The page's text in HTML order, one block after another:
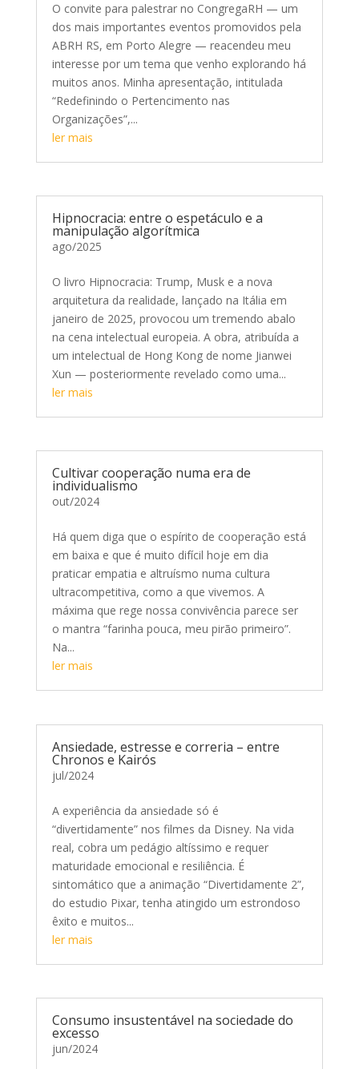
O convite para palestrar no CongregaRH — um
dos mais importantes eventos promovidos pela
ABRH RS, em Porto Alegre — reacendeu meu
interesse por um tema que venho explorando há
muitos anos. Minha apresentação, intitulada
“Redefinindo o Pertencimento nas
Organizações”,...
ler mais
Hipnocracia: entre o espetáculo e a
manipulação algorítmica
ago/2025
O livro Hipnocracia: Trump, Musk e a nova
arquitetura da realidade, lançado na Itália em
janeiro de 2025, provocou um tremendo abalo
na cena intelectual europeia. A obra, atribuída a
um intelectual de Hong Kong de nome Jianwei
Xun — posteriormente revelado como uma...
ler mais
Cultivar cooperação numa era de
individualismo
out/2024
Há quem diga que o espírito de cooperação está
em baixa e que é muito difícil hoje em dia
praticar empatia e altruísmo numa cultura
ultracompetitiva, como a que vivemos. A
máxima que rege nossa convivência parece ser
o mantra “farinha pouca, meu pirão primeiro”.
Na...
ler mais
Ansiedade, estresse e correria – entre
Chronos e Kairós
jul/2024
A experiência da ansiedade só é
“divertidamente” nos filmes da Disney. Na vida
real, cobra um pedágio altíssimo e requer
maturidade emocional e resiliência. É
sintomático que a animação “Divertidamente 2”,
do estudio Pixar, tenha atingido um estrondoso
êxito e muitos...
ler mais
Consumo insustentável na sociedade do
excesso
jun/2024